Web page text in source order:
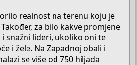
realnost na terenu koju je
za bilo kakve promjene
snažni lideri, ukoliko oni te
i žele. Na Zapadnoj obali i
se više od 750 hiljada